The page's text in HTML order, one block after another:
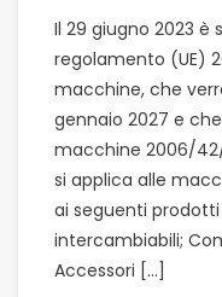
Il 29 giugno 2023
regolamento (UE)
macchine, che
gennaio 2027 e
macchine 2006/
si applica alle
ai seguenti
intercambiabili;
Accessori […]